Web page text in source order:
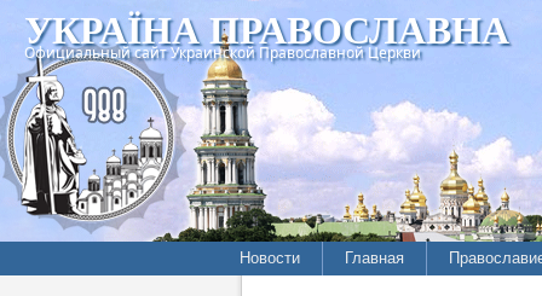
УКРАЇНА ПРАВОСЛАВНА
Официальный сайт Украинской Православной Церкви
Новости Главная